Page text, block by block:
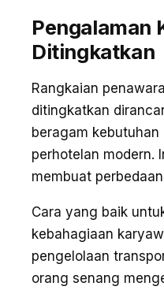
Pengalaman
Ditingkatkan
Rangkaian
ditingkatkan
beragam
perhotelan modern.
membuat
Cara yang baik
kebahagiaan
pengelolaan
orang senang